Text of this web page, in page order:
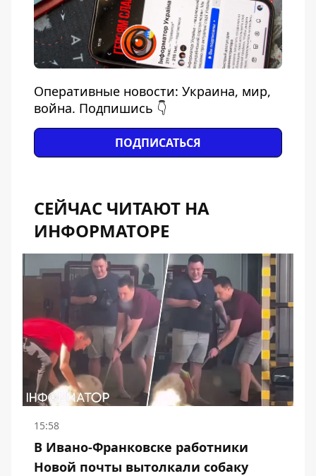
Оперативные новости: Украина, мир,
война. Подпишись 👇
ПОДПИСАТЬСЯ
СЕЙЧАС ЧИТАЮТ НА
ИНФОРМАТОРЕ
15:58
В Ивано-Франковске работники
Новой почты вытолкали собаку